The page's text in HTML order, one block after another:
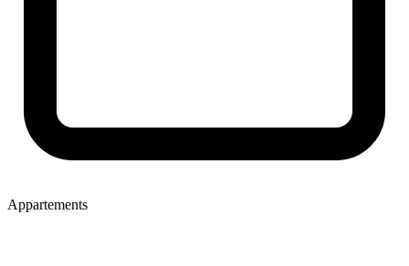
Appartements